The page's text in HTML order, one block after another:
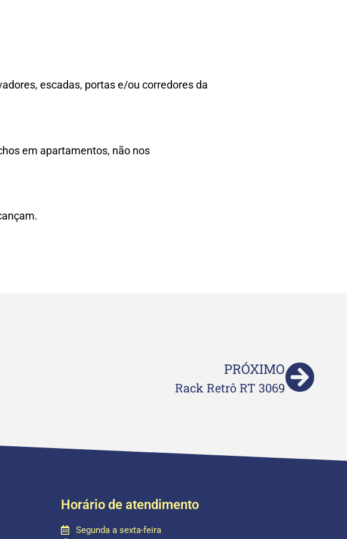
escadas, portas e/ou corredores da
em apartamentos, não nos
PRÓXIMO
Rack Retrô RT 3069
Horário de atendimento
Segunda a sexta-feira